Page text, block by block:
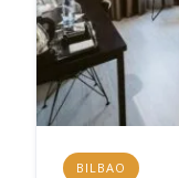
BILBAO